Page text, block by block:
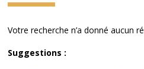
Votre recherche n’a donné aucun
Suggestions :